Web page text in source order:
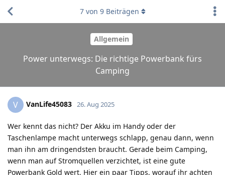
Allgemein
Power unterwegs: Die richtige Powerbank fürs
Camping
7von 9Beiträgen
V VanLife45083 26. Aug 2025
Wer kennt das nicht? Der Akku im Handy oder der
Taschenlampe macht unterwegs schlapp, genau dann, wenn
man ihn am dringendsten braucht. Gerade beim Camping,
wenn man auf Stromquellen verzichtet, ist eine gute
Powerbank Gold wert. Hier ein paar Tipps, worauf ihr achten